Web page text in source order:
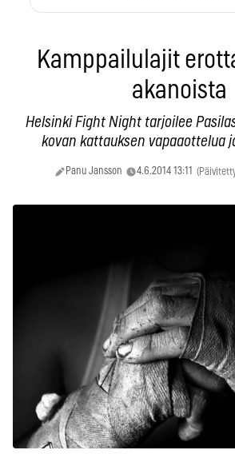
Kamppailulajit
akanoista
Helsinki Fight Night tarjoilee
kovan kattauksen vapaaottelua
Panu Jansson 4.6.2014 13:11